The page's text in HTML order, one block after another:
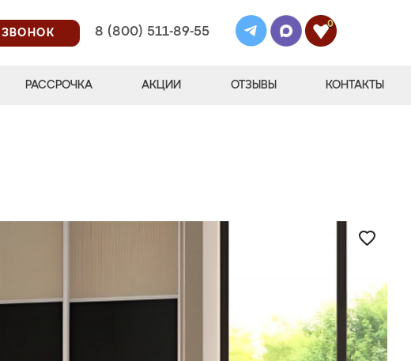
8 (800) 511-89-55
0
РАССРОЧКА АКЦИИ ОТЗЫВЫ КОНТАКТЫ